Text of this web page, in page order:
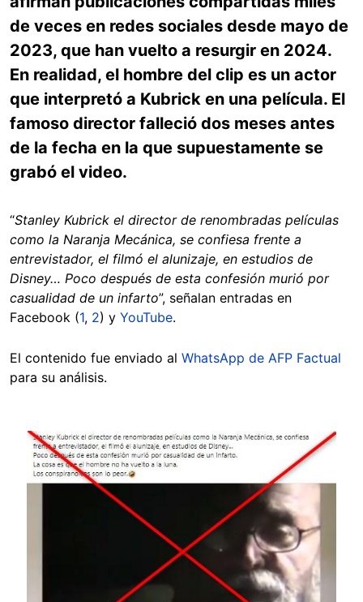
de veces en redes sociales desde mayo de
2023, que han vuelto a resurgir en 2024.
En realidad, el hombre del clip es un actor
que interpretó a Kubrick en una película. El
famoso director falleció dos meses antes
de la fecha en la que supuestamente se
grabó el video.
“Stanley Kubrick el director de renombradas películas
como la Naranja Mecánica, se confiesa frente a
entrevistador, el filmó el alunizaje, en estudios de
Disney… Poco después de esta confesión murió por
casualidad de un infarto”, señalan entradas en
Facebook (1, 2) y YouTube.
El contenido fue enviado al WhatsApp de AFP Factual
para su análisis.
Image